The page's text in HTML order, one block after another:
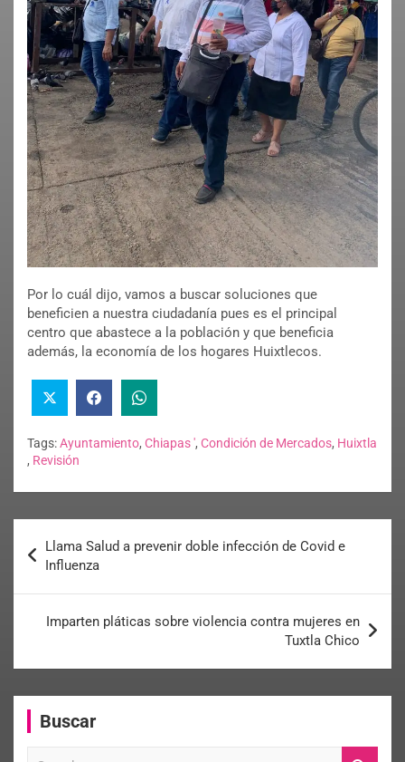
Por lo cuál dijo, vamos a buscar soluciones que
beneficien a nuestra ciudadanía pues es el principal
centro que abastece a la población y que beneficia
además, la economía de los hogares Huixtlecos.
Tags:Ayuntamiento, Chiapas ', Condición de Mercados, Huixtla
, Revisión
Llama Salud a prevenir doble infección de Covid e
Influenza
Imparten pláticas sobre violencia contra mujeres en
Tuxtla Chico
Buscar